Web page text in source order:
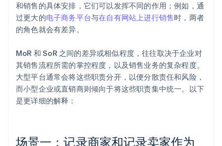
和销售的具体安排，它们可以发挥不同的作用；例如，通
过更大的电子商务平台与在自有网站上进行销售时，两者
的角色就会有差异。
MoR 和 SoR 之间的差异或相似程度，往往取决于企业对
其销售流程所需的掌控程度，以及销售业务的复杂程度。
大型平台通常会将这些职责分开，以便分散责任和风险，
而小型企业或直销商则倾向于将这些职责集中统一。以下
是更详细的解释：
场景一：记录商家和记录卖家作为